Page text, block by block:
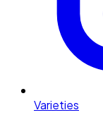
Varieties